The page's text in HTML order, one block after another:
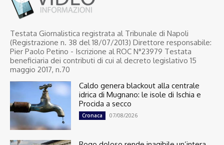
Testata Giornalistica registrata al Tribunale di Napoli
(Registrazione n. 38 del 18/07/2013) Direttore responsabile:
Pier Paolo Petino - Iscrizione al ROC N°23979 Testata
beneficiaria dei contributi di cui al decreto legislativo 15
maggio 2017, n.70
Caldo genera blackout alla centrale
idrica di Mugnano: le isole di Ischia e
Procida a secco
Cronaca 07/08/2026